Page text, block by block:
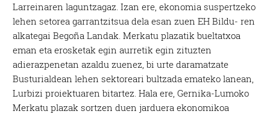
Larreinaren laguntzagaz. Izan ere, ekonomia suspertzeko
lehen setorea garrantzitsua dela esan zuen EH Bildu- ren
alkategai Begoña Landak. Merkatu plazatik bueltatxoa
eman eta erosketak egin aurretik egin zituzten
adierazpenetan azaldu zuenez, bi urte daramatzate
Busturialdean lehen sektoreari bultzada emateko lanean,
Lurbizi proiektuaren bitartez. Hala ere, Gernika-Lumoko
Merkatu plazak sortzen duen jarduera ekonomikoa